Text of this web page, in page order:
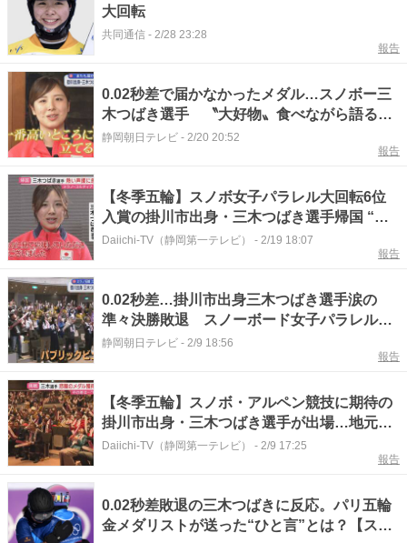
大回転
共同通信 - 2/28 23:28
報告
0.02秒差で届かなかったメダル…スノボー三
木つばき選手 〝大好物〟食べながら語る冬
季五輪
静岡朝日テレビ - 2/20 20:52
報告
【冬季五輪】スノボ女子パラレル大回転6位
入賞の掛川市出身・三木つばき選手帰国 “感
謝”の思い語る…4年後へ決意も(静岡)
Daiichi-TV（静岡第一テレビ） - 2/19 18:07
報告
0.02秒差…掛川市出身三木つばき選手涙の
準々決勝敗退 スノーボード女子パラレル大
回転 ミラノ・コルティナオリンピック
静岡朝日テレビ - 2/9 18:56
報告
【冬季五輪】スノボ・アルペン競技に期待の
掛川市出身・三木つばき選手が出場…地元か
らは熱い声援（静岡）
Daiichi-TV（静岡第一テレビ） - 2/9 17:25
報告
0.02秒差敗退の三木つばきに反応。パリ五輪
金メダリストが送った“ひと言”とは？【スノ